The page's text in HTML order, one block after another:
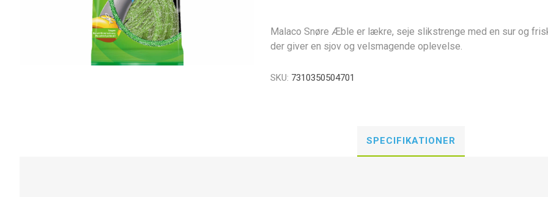
Malaco Snøre Æble er lækre, seje slikstrenge med en sur og
der giver en sjov og velsmagende oplevelse.
SKU: 7310350504701
SPECIFIKATIONER